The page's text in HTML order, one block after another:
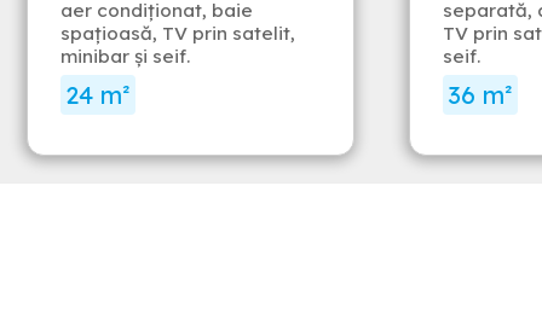
aer condiționat, baie
spațioasă, TV prin satelit,
minibar și seif.
24 m²
separată,
TV prin
seif.
36 m²